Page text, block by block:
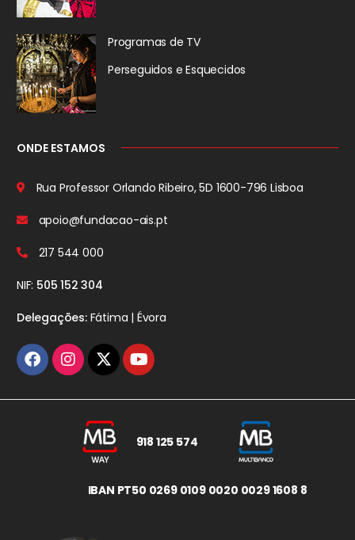
Programas de TV
Perseguidos e Esquecidos
ONDE ESTAMOS
Rua Professor Orlando Ribeiro, 5D 1600-796 Lisboa
apoio@fundacao-ais.pt
217 544 000
NIF: 505 152 304
Delegações:Fátima | Évora
918 125 574
IBAN PT50 0269 0109 0020 0029 1608 8